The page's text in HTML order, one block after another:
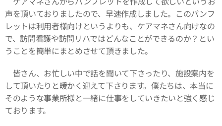
声を頂いておりましたので、早速作成しました。このパンフ
レットは利用者様向けというよりも、ケアマネさん向けなの
で、訪問看護や訪問リハではどんなことができるのか？とい
うことを簡単にまとめさせて頂きました。
皆さん、お忙しい中で話を聞いて下さったり、施設案内を
して頂いたりと暖かく迎えて下さります。僕たちは、本当に
そのような事業所様と一緒に仕事をしていきたいと強く感じ
ております。